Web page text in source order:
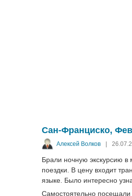
Сан-Франциско,
Алексей Волков
Брали ночную экскурсию в
поездки. В цену входит
языке. Было интересно
Самостоятельно